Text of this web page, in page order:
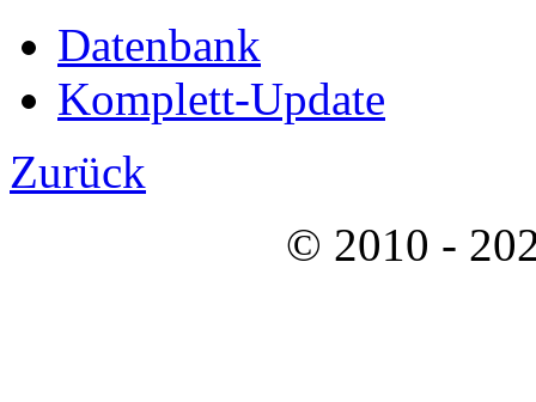
Datenbank
Komplett-Update
Zurück
© 2010 -